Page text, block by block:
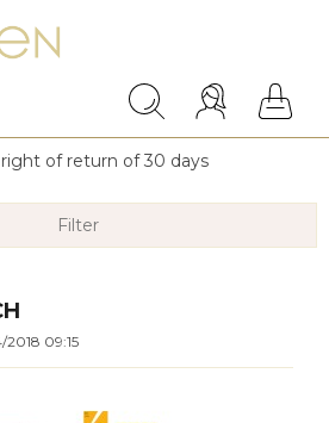
of return of 30 days
Filter
2018 09:15